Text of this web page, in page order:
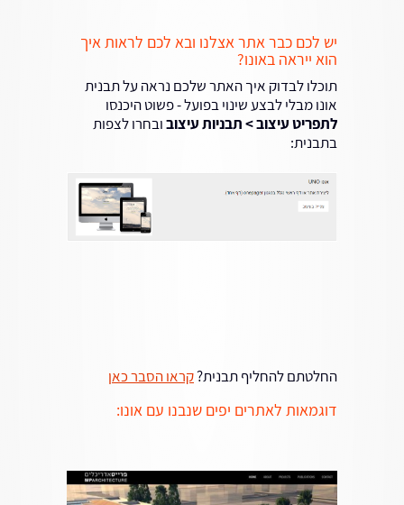
יש לכם כבר אתר אצלנו ובא לכם לראות איך
הוא ייראה באונו?
תוכלו לבדוק איך האתר שלכם נראה על תבנית
אונו מבלי לבצע שינוי בפועל - פשוט היכנסו
לתפריט עיצוב > תבניות עיצובובחרו לצפות
בתבנית:
החלטתם להחליף תבנית?קראו הסבר כאן
דוגמאות לאתרים יפים שנבנו עם אונו: